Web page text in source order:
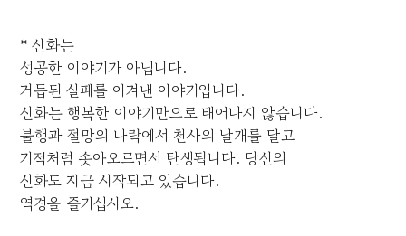
* 신화는
성공한 이야기가 아닙니다.
거듭된 실패를 이겨낸 이야기입니다.
신화는 행복한 이야기만으로 태어나지 않습니다.
불행과 절망의 나락에서 천사의 날개를 달고
기적처럼 솟아오르면서 탄생됩니다. 당신의
신화도 지금 시작되고 있습니다.
역경을 즐기십시오.